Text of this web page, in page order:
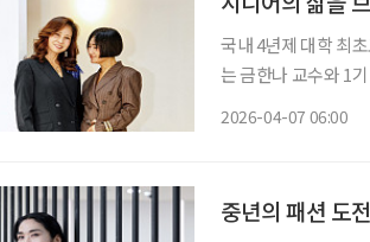
국내 4년제 대학 최
는 금한나 교수와 1
2026-04-07 06:00
중년의 패션 도